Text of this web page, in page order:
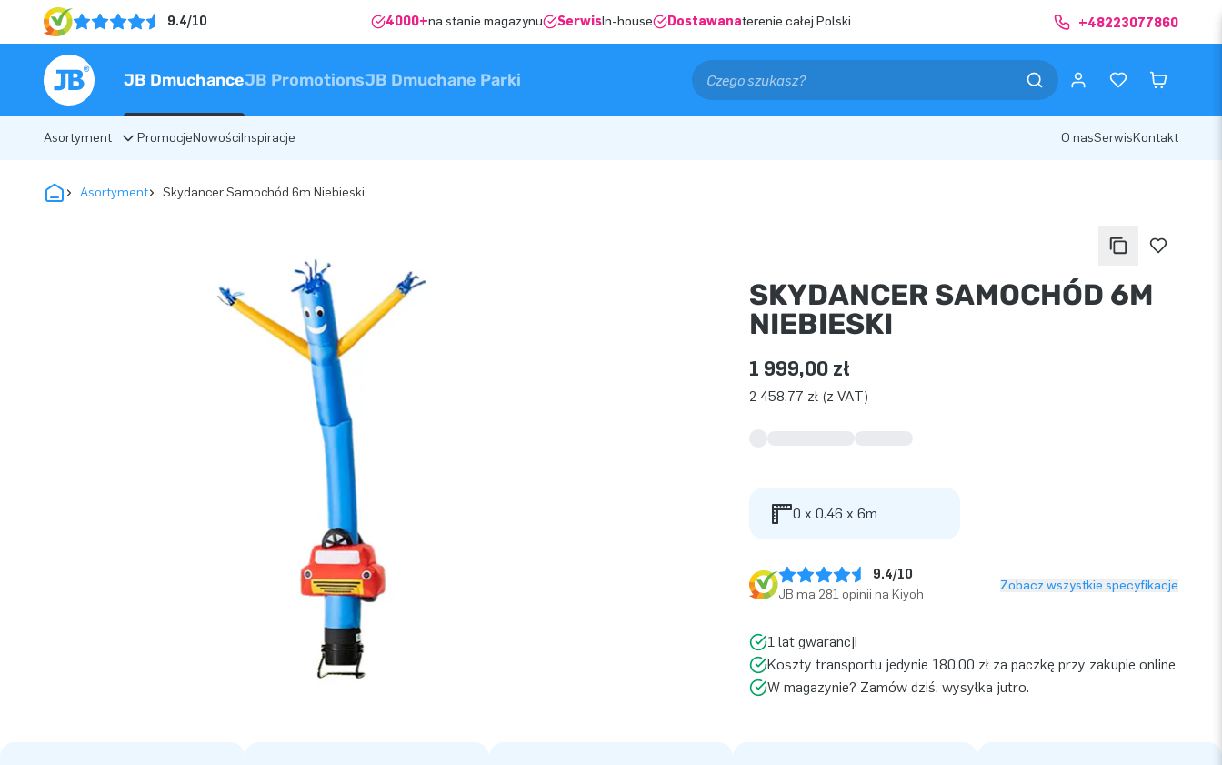
9.4/10 4000+na stanie magazynu SerwisIn-house Dostawanaterenie całej Polski +48223077860
JB DmuchanceJB PromotionsJB Dmuchane Parki
Asortyment PromocjeNowościInspiracje O nasSerwisKontakt
Asortyment Skydancer Samochód 6m Niebieski
SKYDANCER SAMOCHÓD 6M
NIEBIESKI
1 999,00 zł
2 458,77 zł (z VAT)
0 x 0.46 x 6m
9.4/10
JB ma 281 opinii na Kiyoh
Zobacz wszystkie specyfikacje
1 lat gwarancji
Koszty transportu jedynie 180,00 zł za paczkę przy zakupie online
W magazynie? Zamów dziś, wysyłka jutro.